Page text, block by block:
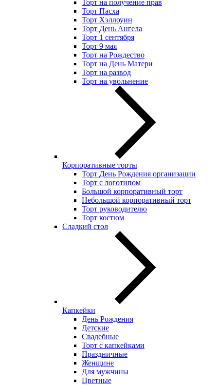
Торт на получение прав
Торт Пасха
Торт Хэллоуин
Торт День Ангела
Торт 1 сентября
Торт 9 мая
Торт на Рождество
Торт на День Матери
Торт на развод
Торт на увольнение
Корпоративные торты
Торт День Рождения организации
Торт с логотипом
Большой корпоративный торт
Небольшой корпоративный торт
Торт руководителю
Торт костюм
Сладкий стол
Капкейки
День Рождения
Детские
Свадебные
Торт с капкейками
Праздничные
Женщине
Для мужчины
Цветные